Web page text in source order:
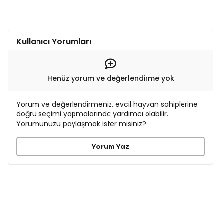
Kullanıcı Yorumları
Henüz yorum ve değerlendirme yok
Yorum ve değerlendirmeniz, evcil hayvan sahiplerine
doğru seçimi yapmalarında yardımcı olabilir.
Yorumunuzu paylaşmak ister misiniz?
Yorum Yaz